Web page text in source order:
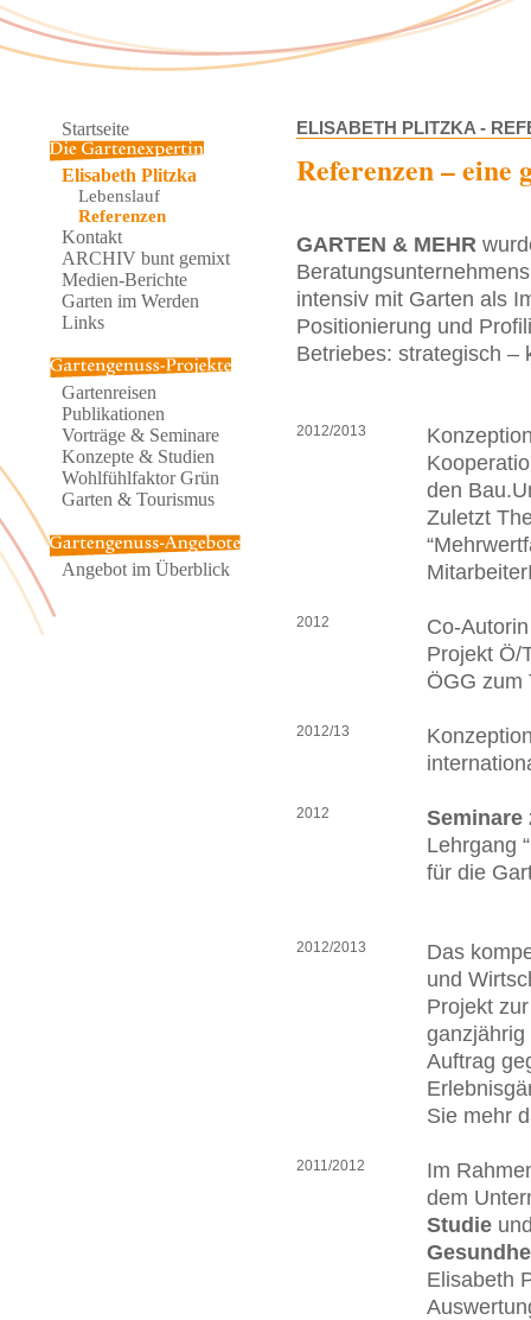
Startseite
Elisabeth Plitzka
Lebenslauf
Referenzen
Kontakt
ARCHIV bunt gemixt
Medien-Berichte
Garten im Werden
Links
Gartenreisen
Publikationen
Vorträge & Seminare
Konzepte & Studien
Wohlfühlfaktor Grün
Garten & Tourismus
Angebot im Überblick
ELISABETH PLITZKA -
Referenzen – eine
GARTEN & MEHR
intensiv mit Garten als
Positionierung und
Betriebes: strategisch –
2012/2013
den
Zuletzt
2012
Co-
Projekt Ö/
ÖGG zum
2012/13
2012
Seminare
Lehrgang
für die
2012/2013
Das
und
Projekt
Auftrag
Sie mehr
2011/2012
Im
dem
Studie
Elisabeth